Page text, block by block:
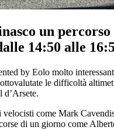
un
14:50 alle
by Eolo molto
le difficoltà
come Mark
di un giorno come